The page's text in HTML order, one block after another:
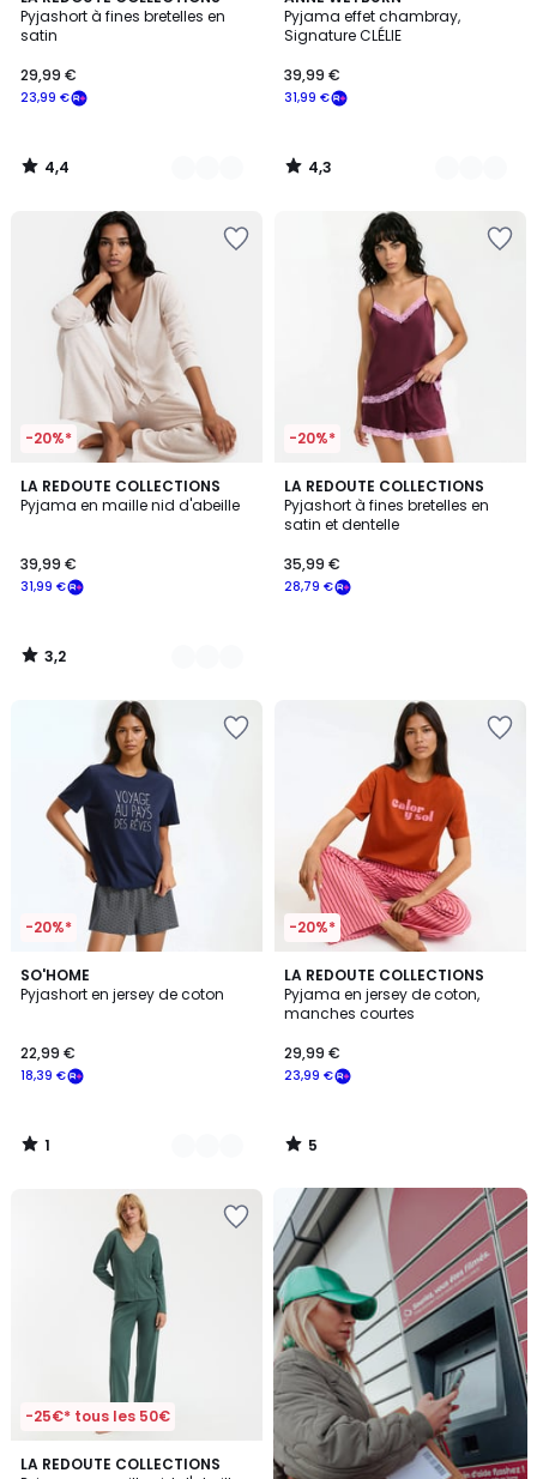
Pyjashort à fines bretelles en
satin
23,99 €
29,99 €
/ 5
Couleurs
4,4
/
Pyjama effet chambray,
Signature CLÉLIE
31,99 €
39,99 €
/ 5
Couleurs
4,3
/
-20%*
LA REDOUTE COLLECTIONS
Pyjama en maille nid d'abeille
31,99 €
39,99 €
3,2
/ 5
2
Couleurs
3,2
/
-20%*
LA REDOUTE COLLECTIONS
Pyjashort à fines bretelles en
satin et dentelle
28,79 €
35,99 €
-20%*
SO'HOME
Pyjashort en jersey de coton
18,39 €
22,99 €
1
/
2
Couleurs
1
/
-20%*
LA REDOUTE COLLECTIONS
Pyjama en jersey de coton,
manches courtes
23,99 €
29,99 €
5
/
5
5
/
-25€* tous les 50€
LA REDOUTE COLLECTIONS
3,2
2
Nouveau
Livraison
en
Locker
Mondial
Relay